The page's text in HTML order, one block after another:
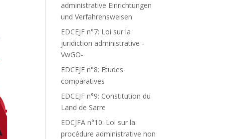
administrative Einrichtungen
und Verfahrensweisen
EDCEJF n°7: Loi sur la
juridiction administrative -
VwGO-
EDCEJF n°8: Etudes
comparatives
EDCEJF n°9: Constitution du
Land de Sarre
EDCJFA n°10: Loi sur la
procédure administrative non